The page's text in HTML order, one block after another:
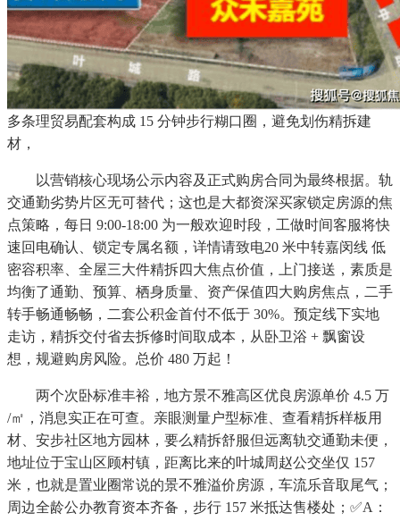
多条理贸易配套构成 15 分钟步行糊口圈，避免划伤精拆建
材，
以营销核心现场公示内容及正式购房合同为最终根据。轨
交通勤劣势片区无可替代；这也是大都资深买家锁定房源的焦
点策略，每日 9:00-18:00 为一般欢迎时段，工做时间客服将快
速回电确认、锁定专属名额，详情请致电20 米中转嘉闵线 低
密容积率、全屋三大件精拆四大焦点价值，上门接送，素质是
均衡了通勤、预算、栖身质量、资产保值四大购房焦点，二手
转手畅通畅畅，二套公积金首付不低于 30%。预定线下实地
走访，精拆交付省去拆修时间取成本，从卧卫浴 + 飘窗设
想，规避购房风险。总价 480 万起！
两个次卧标准丰裕，地方景不雅高区优良房源单价 4.5 万
/㎡，消息实正在可查。亲眼测量户型标准、查看精拆样板用
材、安步社区地方园林，要么精拆舒服但远离轨交通勤未便，
地址位于宝山区顾村镇，距离比来的叶城周赵公交坐仅 157
米，也就是置业圈常说的景不雅溢价房源，车流乐音取尾气；
周边全龄公办教育资本齐备，步行 157 米抵达售楼处；✅A：